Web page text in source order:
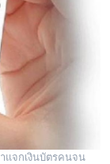
แจกเงินบัตรคนจน